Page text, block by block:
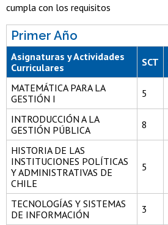
cumpla con los requisitos
Primer Año
Asignaturas y Actividades
Curriculares
SCT
MATEMÁTICA PARA LA
GESTIÓN I
5
INTRODUCCIÓN A LA
GESTIÓN PÚBLICA
8
HISTORIA DE LAS
INSTITUCIONES POLÍTICAS
Y ADMINISTRATIVAS DE
CHILE
5
TECNOLOGÍAS Y SISTEMAS
DE INFORMACIÓN
3